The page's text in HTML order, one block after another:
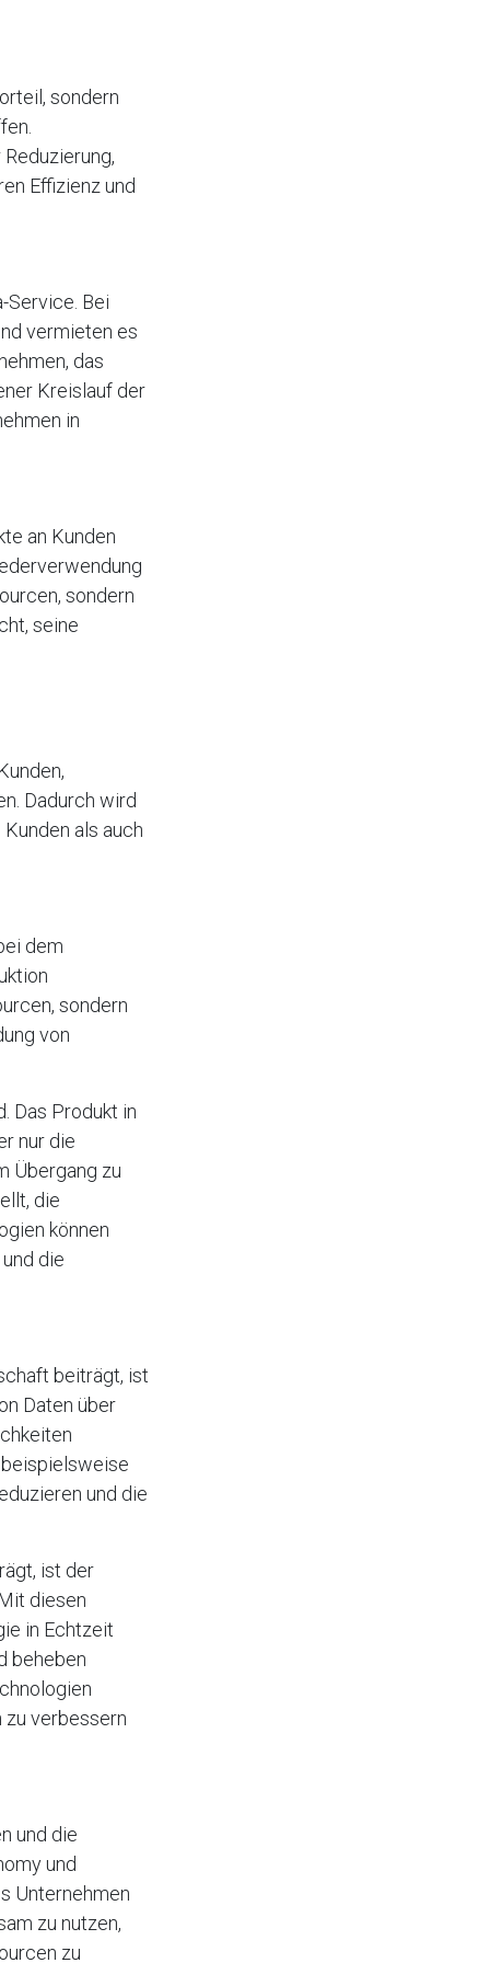
sondern
Effizienz und
Service. Bei
vermieten es
das
Kreislauf der
in
an Kunden
sondern
seine
Dadurch wird
als auch
dem
sondern
von
Das Produkt in
nur die
Übergang zu
die
können
die
beiträgt, ist
Daten über
und die
ist der
diesen
in Echtzeit
beheben
zu verbessern
und die
und
Unternehmen
zu nutzen,
zu